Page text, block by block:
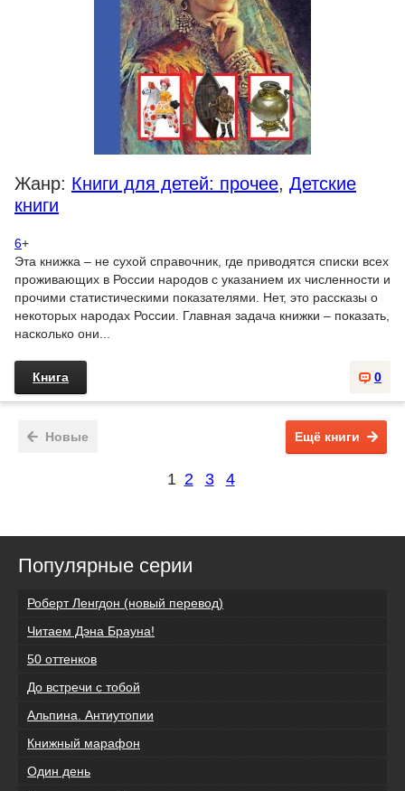
Жанр: Книги для детей: прочее, Детские
книги
6+
Эта книжка – не сухой справочник, где приводятся списки всех
проживающих в России народов с указанием их численности и
прочими статистическими показателями. Нет, это рассказы о
некоторых народах России. Главная задача книжки – показать,
насколько они...
0
Книга
Новые Ещё книги
1 2 3 4
Популярные серии
Роберт Ленгдон (новый перевод)
Читаем Дэна Брауна!
50 оттенков
До встречи с тобой
Альпина. Антиутопии
Книжный марафон
Один день